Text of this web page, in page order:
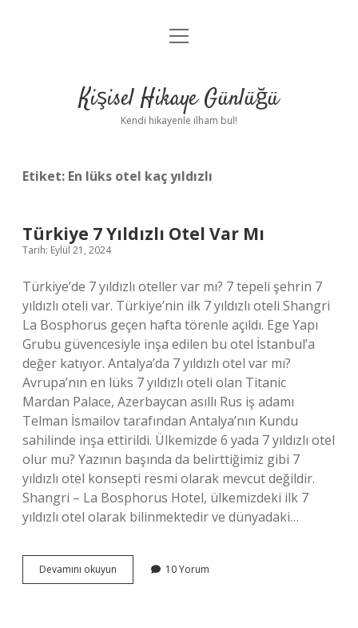
Anasayfa
Yasal Uyarı
menüyü
Kişisel Hikaye Günlüğü
Kendi hikayenle ilham bul!
Etiket: En lüks otel kaç yıldızlı
Türkiye 7 Yıldızlı Otel Var Mı
Tarih: Eylül 21, 2024
Türkiye’de 7 yıldızlı oteller var mı? 7 tepeli şehrin 7
yıldızlı oteli var. Türkiye’nin ilk 7 yıldızlı oteli Shangri
La Bosphorus geçen hafta törenle açıldı. Ege Yapı
Grubu güvencesiyle inşa edilen bu otel İstanbul’a
değer katıyor. Antalya’da 7 yıldızlı otel var mı?
Avrupa’nın en lüks 7 yıldızlı oteli olan Titanic
Mardan Palace, Azerbaycan asıllı Rus iş adamı
Telman İsmailov tarafından Antalya’nın Kundu
sahilinde inşa ettirildi. Ülkemizde 6 yada 7 yıldızlı otel
olur mu? Yazının başında da belirttiğimiz gibi 7
yıldızlı otel konsepti resmi olarak mevcut değildir.
Shangri – La Bosphorus Hotel, ülkemizdeki ilk 7
yıldızlı otel olarak bilinmektedir ve dünyadaki…
Devamını okuyun
7
10 Yorum